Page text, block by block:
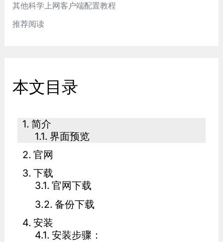
其他科学上网客户端配置教程
推荐阅读
本文目录
简介
界面预览
官网
下载
官网下载
备份下载
安装
安装步骤：